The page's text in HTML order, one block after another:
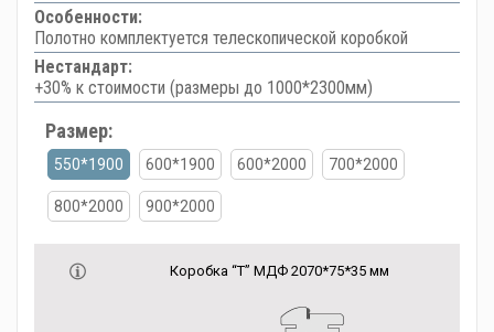
Особенности:
Полотно комплектуется телескопической коробкой
Нестандарт:
+30% к стоимости (размеры до 1000*2300мм)
Размер:
550*1900 600*1900 600*2000 700*2000
800*2000 900*2000
Коробка “Т” МДФ 2070*75*35 мм